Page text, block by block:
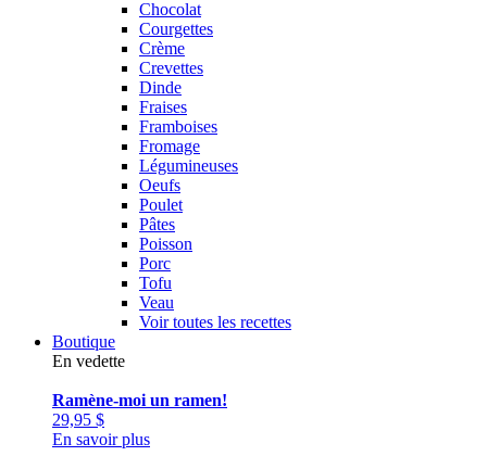
Chocolat
Courgettes
Crème
Crevettes
Dinde
Fraises
Framboises
Fromage
Légumineuses
Oeufs
Poulet
Pâtes
Poisson
Porc
Tofu
Veau
Voir toutes les recettes
Boutique
En vedette
Ramène-moi un ramen!
29,95 $
En savoir plus